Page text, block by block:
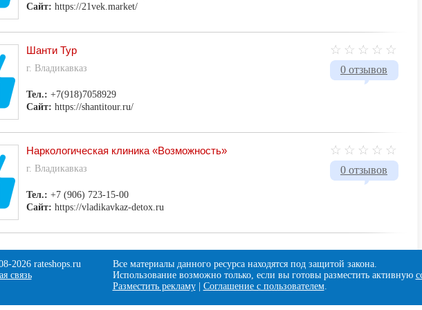
Сайт: https://21vek.market/
0 отзывов
Шанти Тур
г. Владикавказ
Тел.: +7(918)7058929
Сайт: https://shantitour.ru/
0 отзывов
Наркологическая клиника «Возможность»
г. Владикавказ
Тел.: +7 (906) 723-15-00
Сайт: https://vladikavkaz-detox.ru
2026 rateshops.ru
связь
Все материалы данного ресурса находятся под защитой закона.
Использование возможно только, если вы готовы разместить активную
Разместить рекламу| Соглашение с пользователем.